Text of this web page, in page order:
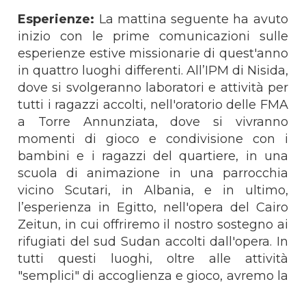
Esperienze: La mattina seguente ha avuto
inizio con le prime comunicazioni sulle
esperienze estive missionarie di quest'anno
in quattro luoghi differenti. All’IPM di Nisida,
dove si svolgeranno laboratori e attività per
tutti i ragazzi accolti, nell'oratorio delle FMA
a Torre Annunziata, dove si vivranno
momenti di gioco e condivisione con i
bambini e i ragazzi del quartiere, in una
scuola di animazione in una parrocchia
vicino Scutari, in Albania, e in ultimo,
l’esperienza in Egitto, nell'opera del Cairo
Zeitun, in cui offriremo il nostro sostegno ai
rifugiati del sud Sudan accolti dall'opera. In
tutti questi luoghi, oltre alle attività
"semplici" di accoglienza e gioco, avremo la